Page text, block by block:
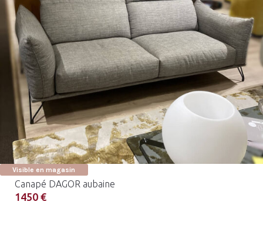
Visible en magasin
Canapé DAGOR aubaine
1450 €